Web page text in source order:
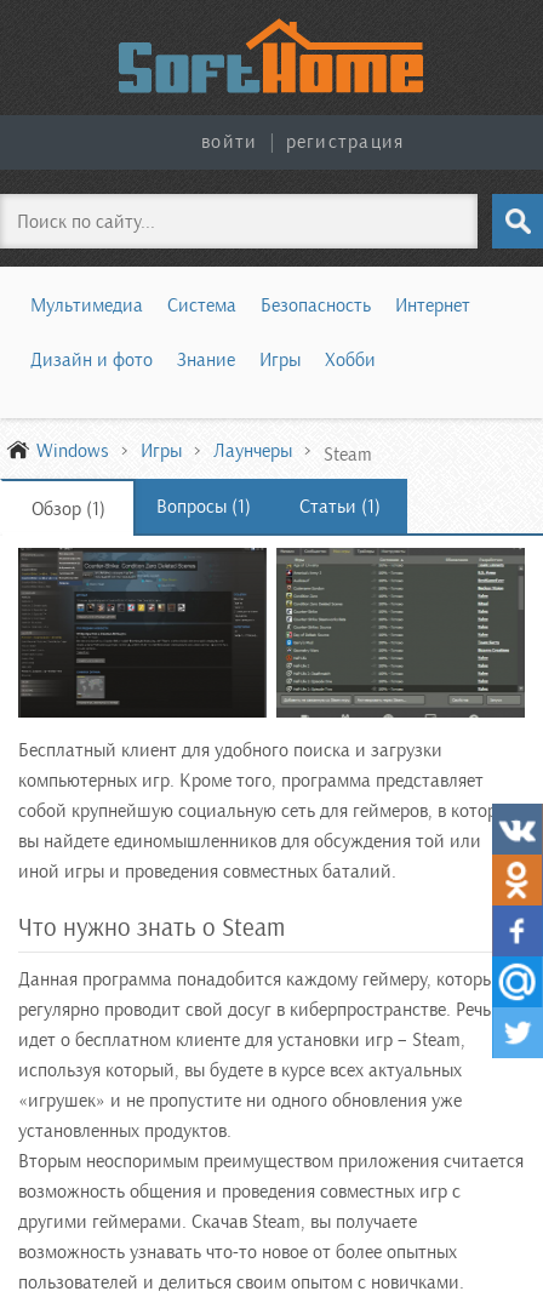
войти регистрация
Поиск
Мультимедиа Система Безопасность Интернет
Дизайн и фото Знание Игры Хобби
Windows Игры Лаунчеры Steam
Обзор (1) Вопросы (1) Статьи (1)
Бесплатный клиент для удобного поиска и загрузки
компьютерных игр. Кроме того, программа представляет
собой крупнейшую социальную сеть для геймеров, в которой
вы найдете единомышленников для обсуждения той или
иной игры и проведения совместных баталий.
Что нужно знать о Steam
Данная программа понадобится каждому геймеру, который
регулярно проводит свой досуг в киберпространстве. Речь
идет о бесплатном клиенте для установки игр – Steam,
используя который, вы будете в курсе всех актуальных
«игрушек» и не пропустите ни одного обновления уже
установленных продуктов.
Вторым неоспоримым преимуществом приложения считается
возможность общения и проведения совместных игр с
другими геймерами. Скачав Steam, вы получаете
возможность узнавать что-то новое от более опытных
пользователей и делиться своим опытом с новичками.